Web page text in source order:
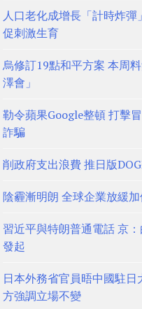
人口老化成增長「計時炸彈
促刺激生育
烏修訂19點和平方案 本周
澤會」
勒令蘋果Google整頓 打擊
詐騙
削政府支出浪費 推日版
陰霾漸明朗 全球企業放緩
習近平與特朗普通電話 京
發起
日本外務省官員晤中國駐日
方強調立場不變